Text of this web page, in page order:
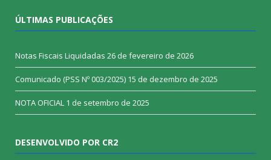
ÚLTIMAS PUBLICAÇÕES
Notas Fiscais Liquidadas 26 de fevereiro de 2026
Comunicado (PSS Nº 003/2025) 15 de dezembro de 2025
NOTA OFICIAL 1 de setembro de 2025
DESENVOLVIDO POR CR2